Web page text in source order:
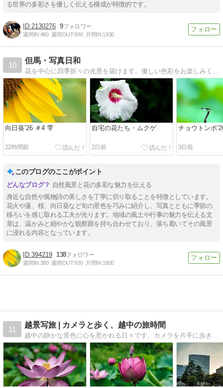
る世界の多彩さを優しく伝える構成が特徴的です。
2130276 9
週間IN:480 週間OUT:990 月間IN:1930
10
但馬・写真日和
向日葵’26 ＃4 雫
22時間前
自宅の花たち・ムクゲ
2日前
チョウトンボ
3日前
このブログのここがポイント
自然風景と花の多彩な魅力を伝える
身近な自然や風物詩の美しさを丁寧に切り取ることを特徴としています。
花火や蓮、桜、向日葵など旬の景色を巧みに紹介し、写真とともに季節の
移ろいを感じ取れる工夫が光ります。地域の風土や行事の魅力を伝える文
章は、温かみと細やかな観察眼を持ち合わせており、落ち着いてその風景
に浸れる内容となっています。
394219 138
週間IN:380 週間OUT:930 月間IN:1800
11
越景写旅 | カメラと歩く、越中の旅時間